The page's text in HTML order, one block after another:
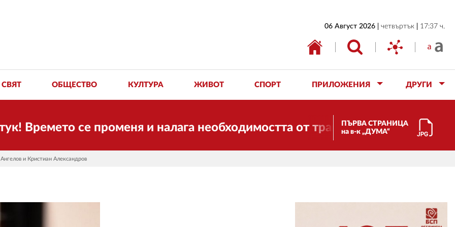
06 Август 2026 четвъртък 17:37 ч.
СВЯТ ОБЩЕСТВО КУЛТУРА ЖИВОТ СПОРТ ПРИЛОЖЕНИЯ ДРУГИ
се променя и налага необходимостта от трансформации. И ДУМА се
ПЪРВА СТРАНИЦА
на в-к „ДУМА“
и Кристиан Александров
ИКОНОМИКА
ОБЩЕСТВО